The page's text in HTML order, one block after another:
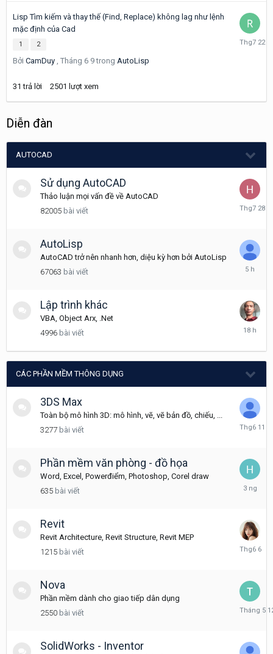
Lisp Tìm kiếm và thay thế (Find, Replace) không lag như lệnh
mặc định của Cad
1 2
Bởi CamDuy , Tháng 6 9trong AutoLisp
31 trả lời 2501 lượt xem
Tháng
Diễn đàn
AUTOCAD
Sử dụng AutoCAD
Thảo luận mọi vấn đề về AutoCAD
82005 bài viết
Tháng
AutoLisp
AutoCAD trở nên nhanh hơn, diệu kỳ hơn bởi AutoLisp
67063 bài viết
Lập trình khác
VBA, Object Arx, .Net
4996 bài viết
18
trước
CÁC PHẦN MỀM THÔNG DỤNG
3DS Max
Toàn bộ mô hình 3D: mô hình, vẽ, vẽ bản đồ, chiếu, ...
3277 bài viết
Tháng
Phần mềm văn phòng - đồ họa
Word, Excel, Powerđiểm, Photoshop, Corel draw
635 bài viết
Tuesday
Revit
Revit Architecture, Revit Structure, Revit MEP
1215 bài viết
Tháng
Nova
Phần mềm dành cho giao tiếp dân dụng
2550 bài viết
Tháng
SolidWorks - Inventor